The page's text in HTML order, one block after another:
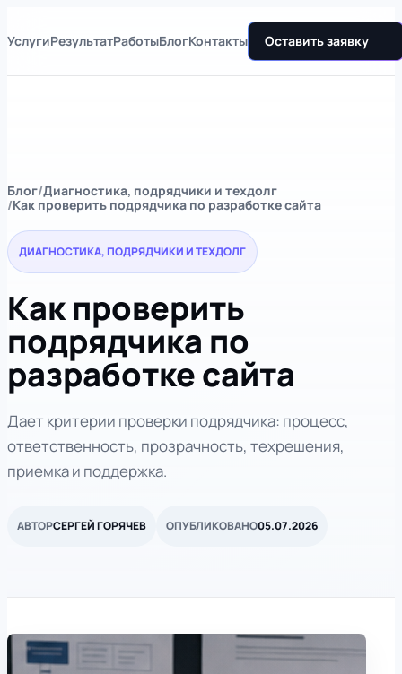
УслугиРезультатРаботыБлогКонтакты Оставить заявку
Блог Диагностика, подрядчики и техдолг
Как проверить подрядчика по разработке сайта
ДИАГНОСТИКА, ПОДРЯДЧИКИ И ТЕХДОЛГ
Как проверить
подрядчика по
разработке сайта
Дает критерии проверки подрядчика: процесс,
ответственность, прозрачность, техрешения,
приемка и поддержка.
АВТОРСЕРГЕЙ ГОРЯЧЕВ ОПУБЛИКОВАНО05.07.2026